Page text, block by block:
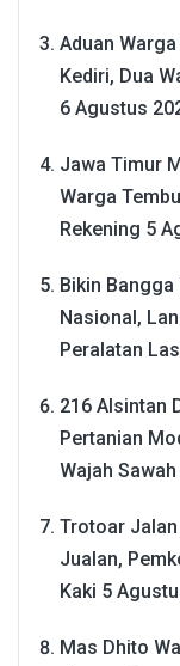
Aduan
Kediri, Dua
6 Agustus
Jawa Timur
Warga
Rekening 5
Bikin Bangga
Nasional,
Peralatan
216 Alsintan
Pertanian
Wajah
Trotoar
Jualan,
Kaki 5
Mas Dhito